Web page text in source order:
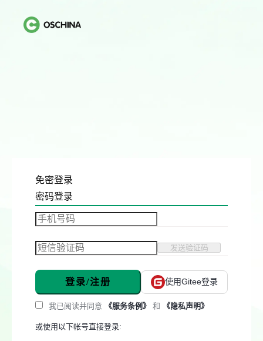
免密登录
密码登录
发送验证码
登录/注册 使用Gitee登录
我已阅读并同意 《服务条例》 和 《隐私声明》
或使用以下帐号直接登录: